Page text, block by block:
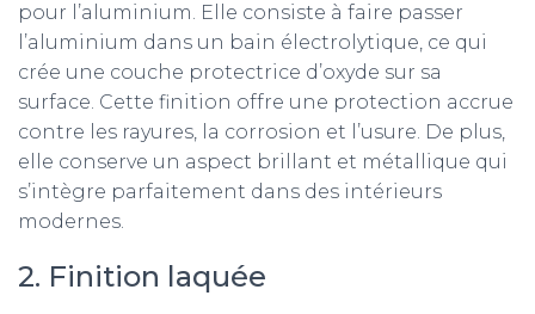
pour l’aluminium. Elle consiste à faire passer
l’aluminium dans un bain électrolytique, ce qui
crée une couche protectrice d’oxyde sur sa
surface. Cette finition offre une protection accrue
contre les rayures, la corrosion et l’usure. De plus,
elle conserve un aspect brillant et métallique qui
s’intègre parfaitement dans des intérieurs
modernes.
2. Finition laquée